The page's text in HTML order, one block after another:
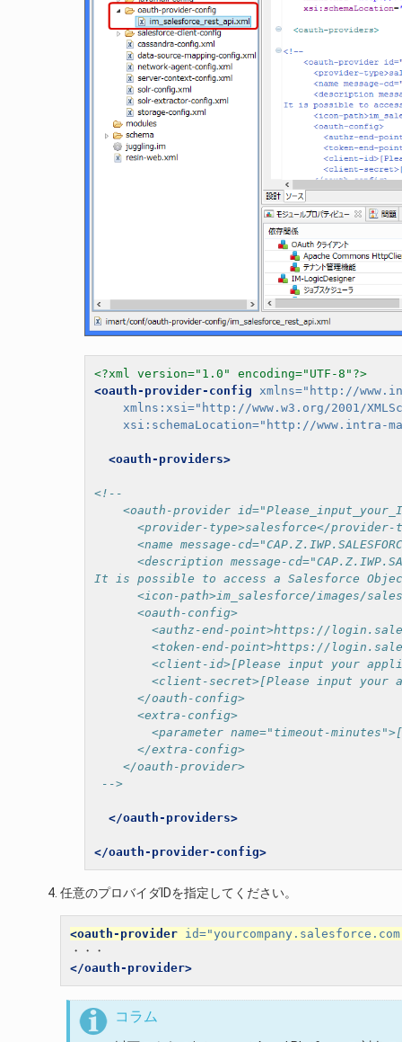
<?xml version="1.0" encoding="UTF-8"?>
<oauth-provider-config
xmlns="http://
xmlns:xsi="http://www.w3.org/2001/
xsi:schemaLocation="http://www.intra-
<oauth-providers>
<!--
<oauth-provider
<provider-type>salesforce</provider-
<name message-
<description message-
It is possible to access a Salesforce
<icon-path>im_salesforce/images/
      <oauth-config>
<authz-end-point>https://
<token-end-point>https://
<client-id>[Please input your
<client-secret>[Please input your
      </oauth-config>
      <extra-config>
<parameter name="timeout-
      </extra-config>
    </oauth-provider>
-->
</oauth-providers>
</oauth-provider-config>
任意のプロバイダIDを指定してください。
<oauth-provider id=
</oauth-provider>
コラム